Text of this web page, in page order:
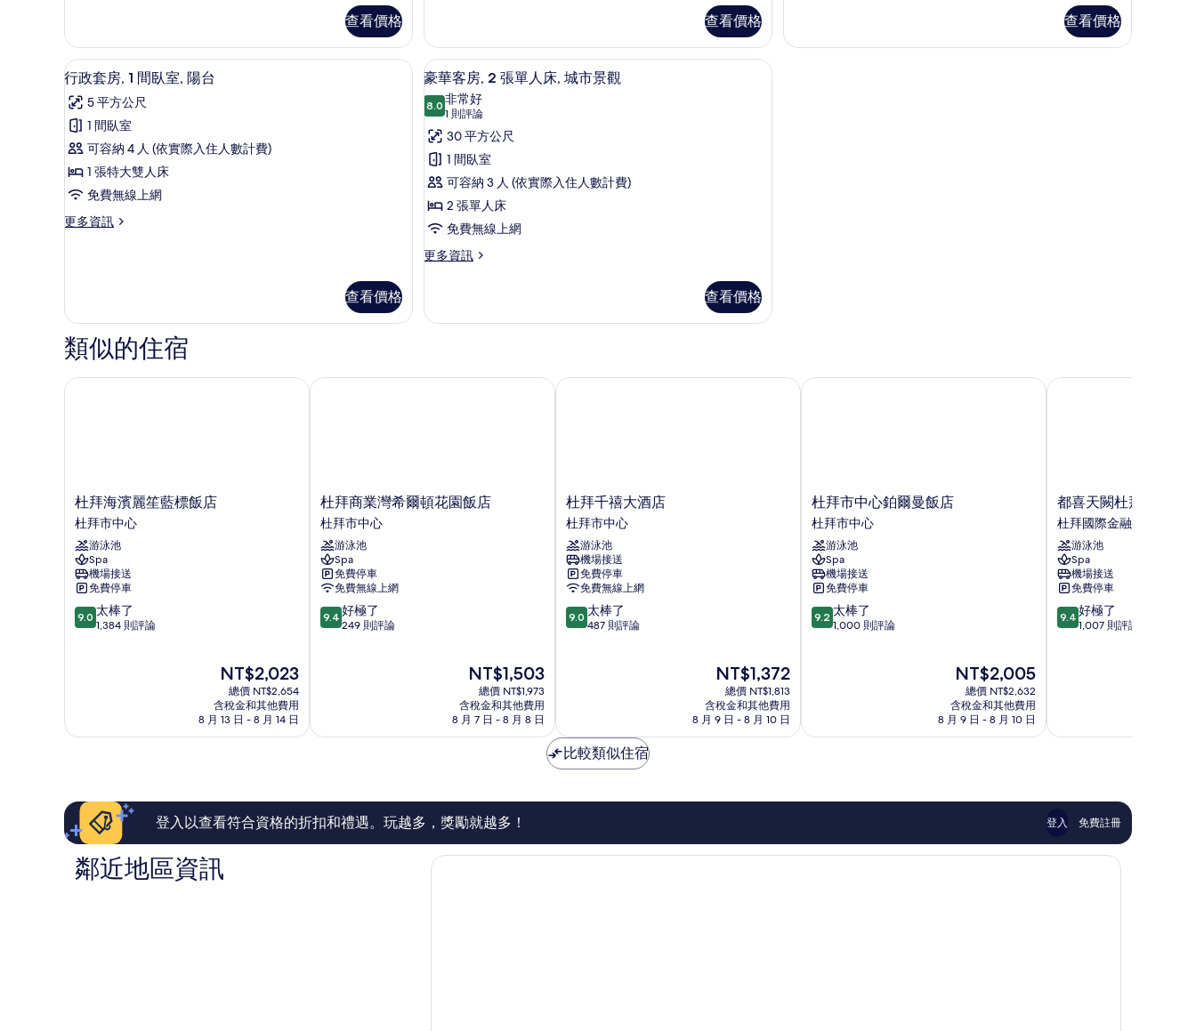
片
有
的
人
床,
陽
台,
城
市
景
觀
的
片
客
房,
2
張
單
人
床,
陽
台,
城
市
景
查看價格
大
雙
人
床,
城
市
景
觀
的
所
有
片
客
房,
1
特
雙
人
床,
城
市
觀
的
詳
查看價格
大
客
查看價格
顯
示
行
政
套
房,
間
台
的
所
有
行政套房, 1 間臥室, 陽台 | 羽絨被、客房內保險箱、書桌、筆電工作空間
9
行政套房, 1 間臥室, 陽台
5 平方公尺
1 間臥室
可容納 4 人 (依實際入住人數計費)
1 張特大雙人床
免費無線上網
更多資訊
更
1
間
臥
室,
陽
查看價格
顯
示
豪
華
客
房,
2
張
單
城
片
羽絨被、客房內保險箱、書桌、筆電工作空間
7
豪華客房, 2 張單人床, 城市景觀
8.08.0 分，滿分 10 分
非常好
1 則評論
(1
則
評
論)
30 平方公尺
1 間臥室
可容納 3 人 (依實際入住人數計費)
2 張單人床
免費無線上網
更多資訊
更
客
單
的
詳
查看價格
類似的住宿
杜
拜
海
濱
麗
笙
藍
標
飯
杜拜海濱麗笙藍標飯店
杜拜市中心
游泳池
Spa
機場接送
免費停車
9.0
分，
了，
論
9.0 太棒了
1,384 則評論
現
在
價
格
為
NT$2,023
總價 NT$2,654
含稅金和其他費用
8 月 13 日 - 8 月 14 日
杜拜海濱麗笙藍標飯店
杜
拜
商
業
灣
希
爾
頓
花
中
杜拜商業灣希爾頓花園飯店
杜拜市中心
游泳池
Spa
免費停車
免費無線上網
9.4
分，
了，
論
9.4 好極了
249 則評論
現
在
價
格
為
NT$1,503
總價 NT$1,973
含稅金和其他費用
8 月 7 日 - 8 月 8 日
杜拜商業灣希爾頓花園飯店
杜
拜
千
禧
大
酒
店
杜
拜
杜拜千禧大酒店
杜拜市中心
游泳池
機場接送
免費停車
免費無線上網
9.0
分，
了，
487
則
論
9.0 太棒了
487 則評論
現
在
價
格
為
NT$1,372
總價 NT$1,813
含稅金和其他費用
8 月 9 日 - 8 月 10 日
杜拜千禧大酒店
杜
拜
市
中
心
鉑
爾
曼
飯
杜拜市中心鉑爾曼飯店
杜拜市中心
游泳池
Spa
機場接送
免費停車
9.2
分，
了，
論
9.2 太棒了
1,000 則評論
現
在
價
格
為
NT$2,005
總價 NT$2,632
含稅金和其他費用
8 月 9 日 - 8 月 10 日
杜拜市中心鉑爾曼飯店
都
喜
天
闕
杜
拜
杜
拜
國
都喜天闕杜拜
杜拜國際金融中心
游泳池
Spa
機場接送
免費停車
9.4
分，
了，
論
9.4 好極了
1,007 則評論
都喜天闕杜拜
比較類似住宿
登入以查看符合資格的折扣和禮遇。玩越多，獎勵就越多！ 登入 免費註冊
鄰近地區資訊